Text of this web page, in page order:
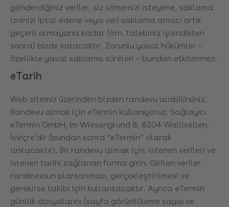
gönderdiğiniz veriler, siz silmemizi isteyene, saklama
izninizi iptal edene veya veri saklama amacı artık
geçerli olmayana kadar (örn. talebiniz işlendikten
sonra) bizde kalacaktır. Zorunlu yasal hükümler –
özellikle yasal saklama süreleri – bundan etkilenmez.
eTarih
Web sitemiz üzerinden bizden randevu alabilirsiniz.
Randevu almak için eTermin kullanıyoruz. Sağlayıcı
eTermin GmbH, Im Wiesengrund 8, 8304 Wallisellen,
İsviçre’dir (bundan sonra “eTermin” olarak
anılacaktır). Bir randevu almak için, istenen verileri ve
istenen tarihi sağlanan forma girin. Girilen veriler
randevunun planlanması, gerçekleştirilmesi ve
gerekirse takibi için kullanılacaktır. Ayrıca eTermin
günlük dosyalarını (sayfa görüntüleme sayısı ve